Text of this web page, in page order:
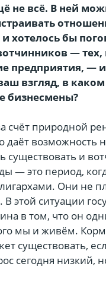
всё. В ней
хотелось бы
— тех,
предприятия, — и
взгляд, в
бизнесмены?
счёт природной
даёт
и
— это период,
Они не
этой ситуации
в том, что он
мы и живём.
существовать,
сегодня низкий,